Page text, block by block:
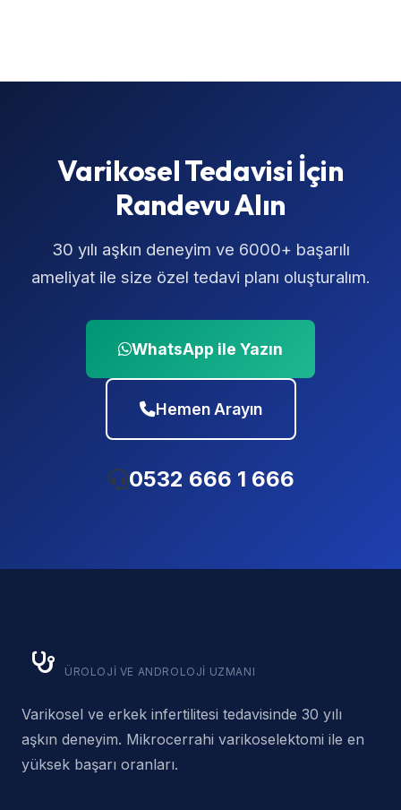
Varikosel Tedavisi İçin
Randevu Alın
30 yılı aşkın deneyim ve 6000+ başarılı
ameliyat ile size özel tedavi planı oluşturalım.
WhatsApp ile Yazın
Hemen Arayın
0532 666 1 666
ÜROLOJI VE ANDROLOJI UZMANI
Varikosel ve erkek infertilitesi tedavisinde 30 yılı
aşkın deneyim. Mikrocerrahi varikoselektomi ile en
yüksek başarı oranları.